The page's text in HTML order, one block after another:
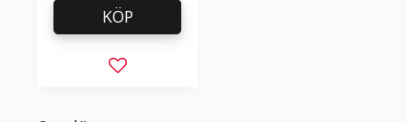
Lägg till i favoriter
KÖP